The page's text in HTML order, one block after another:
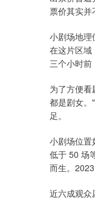
票价其实并
小剧场地理
在这片区域
三个小时前
为了方便
都是剧女。
足。
小剧场位置
低于 50 场
而生。
近六成观众